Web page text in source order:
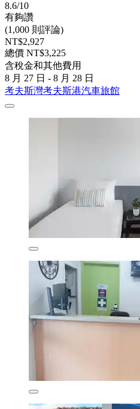
8.6/10
有夠讚
(1,000 則評論)
NT$2,927
總價 NT$3,225
含稅金和其他費用
8 月 27 日 - 8 月 28 日
考夫斯灣考夫斯港汽車旅館